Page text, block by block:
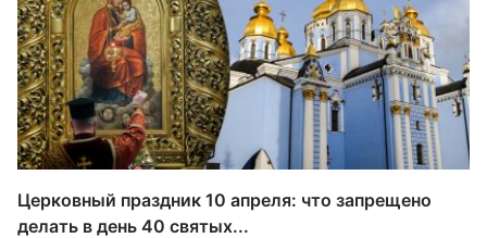
Церковный праздник 10 апреля: что запрещено
делать в день 40 святых...